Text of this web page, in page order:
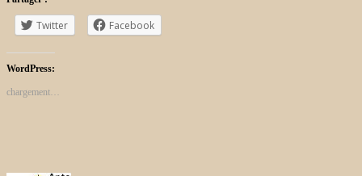
Twitter Facebook
WordPress:
chargement…